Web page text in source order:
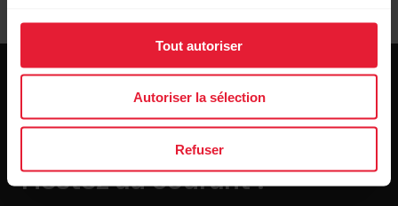
Tout autoriser
Autoriser la sélection
Refuser
Restez au courant !